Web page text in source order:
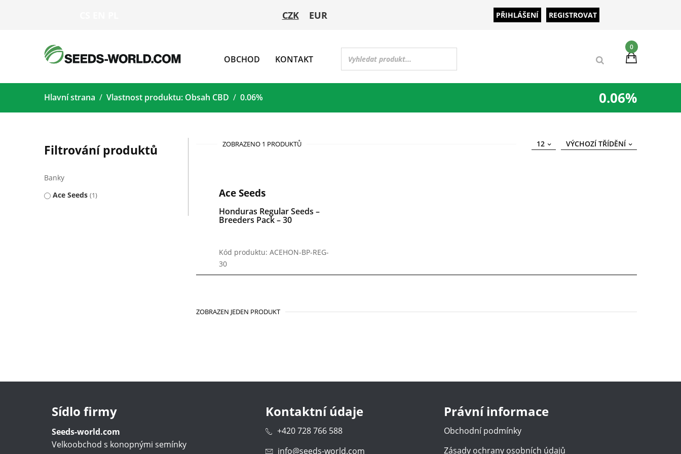
CZK EUR PŘIHLÁŠENÍ REGISTROVAT
0
OBCHOD KONTAKT
0.06%
Hlavní strana Vlastnost produktu: Obsah CBD 0.06%
Filtrování produktů
Banky
Ace Seeds 1
ZOBRAZENO 1 PRODUKTŮ VÝCHOZÍ TŘÍDĚNÍ
12
Ace Seeds
Honduras Regular Seeds –
Breeders Pack – 30
Kód produktu: ACEHON-BP-REG-
30
ZOBRAZEN JEDEN PRODUKT
Sídlo firmy
Seeds-world.com
Velkoobchod s konopnými semínky
Kontaktní údaje
+420 728 766 588
info@seeds-world.com
Právní informace
Obchodní podmínky
Zásady ochrany osobních údajů